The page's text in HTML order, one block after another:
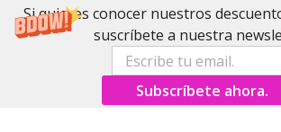
Si quieres conocer nuestros
suscríbete a nuestra
Subscríbete ahora.